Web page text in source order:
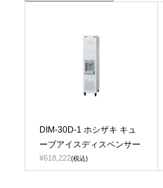
DIM-30D-1 ホシザキ キュ
ーブアイスディスペンサー
¥618,222(税込)